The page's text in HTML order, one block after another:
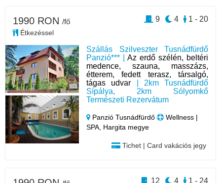
Szállás Szilveszter Tusnádfürdő
Panzió*** |Az erdő szélén, beltéri
medence, szauna, masszázs,
étterem, fedett terasz, társalgó,
tágas udvar | 2km Tusnádfürdő
Sípálya, 2km Sólyomkő
Természeti Rezervátum
Panzió Tusnádfürdő
Wellness |
SPA, Hargita megye
Tichet | Card vakációs jegy
1990 RON /fő
Étkezéssel
1 - 20
4
9
1 - 24
4
12